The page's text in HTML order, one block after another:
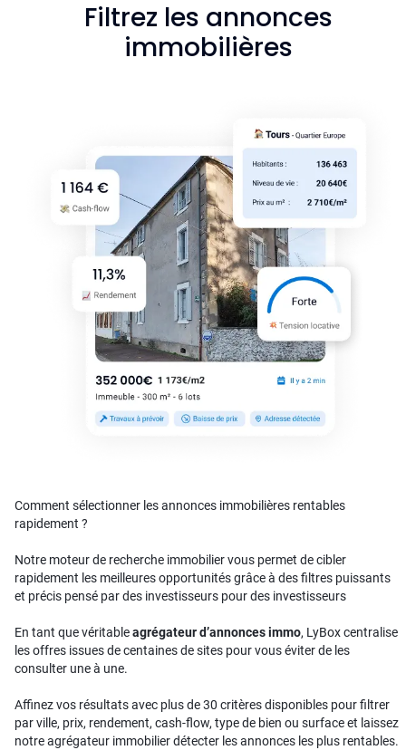
Filtrez les annonces
immobilières
Comment sélectionner les annonces immobilières rentables
rapidement ?
Notre moteur de recherche immobilier vous permet de cibler
rapidement les meilleures opportunités grâce à des filtres puissants
et précis pensé par des investisseurs pour des investisseurs
En tant que véritableagrégateur d’annonces immo, LyBox centralise
les offres issues de centaines de sites pour vous éviter de les
consulter une à une.
Affinez vos résultats avec plus de 30 critères disponibles pour filtrer
par ville, prix, rendement, cash-flow, type de bien ou surface et laissez
notre agrégateur immobilier détecter les annonces les plus rentables.